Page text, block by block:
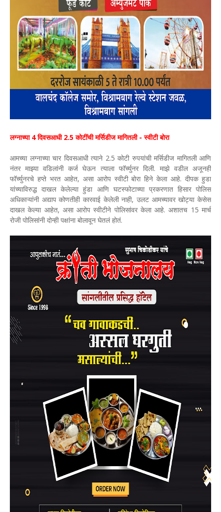
लग्नाच्या 4 दिवसआधी 2.5 कोटींची मर्सिडीज मागितली - स्वीटी बोरा
आमच्या लग्नाच्या चार दिवसआधी त्याने 2.5 कोटी रुपयांची मर्सिडीज मागितली आणि
नंतर माझ्या वडिलांनी कर्ज घेऊन त्याला फॉर्च्युनर दिली. माझे वडील अजूनही
फॉर्च्युनरचे हप्ते भरत आहेत, असा आरोप स्वीटी बोरा हिने केला आहे. दीपक हुडा
यांच्याविरुद्ध दाखल केलेल्या हुंडा आणि घटस्फोटाच्या प्रकरणात हिसार पोलिस
अधिकाऱ्यांनी अद्याप कोणतीही कारवाई केलेली नाही, उलट आमच्यावर खोट्या केसेस
दाखल केल्या आहेत, असा आरोप स्वीटीने पोलिसांवर केला आहे. अशातच 15 मार्च
रोजी पोलिसांनी दोन्ही पक्षांना बोलावून घेतलं होतं.